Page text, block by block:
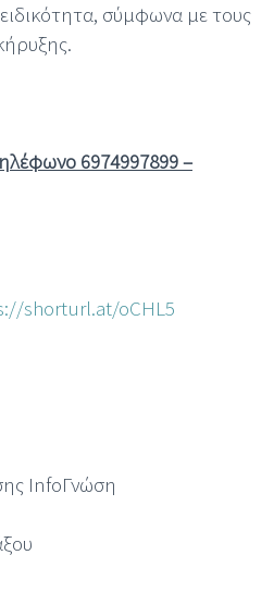
σύμφωνα με τους
6974997899–
shorturl.at/oCHL5
InfoΓνώση